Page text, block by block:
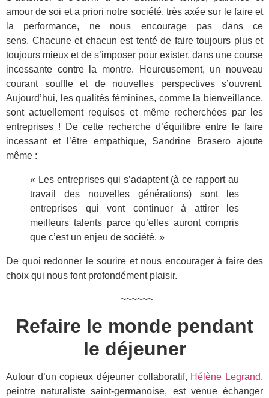
amour de soi et a priori notre société, très axée sur le faire et
la performance, ne nous encourage pas dans ce
sens. Chacune et chacun est tenté de faire toujours plus et
toujours mieux et de s’imposer pour exister, dans une course
incessante contre la montre. Heureusement, un nouveau
courant souffle et de nouvelles perspectives s’ouvrent.
Aujourd’hui, les qualités féminines, comme la bienveillance,
sont actuellement requises et même recherchées par les
entreprises ! De cette recherche d’équilibre entre le faire
incessant et l’être empathique, Sandrine Brasero ajoute
même :
« Les entreprises qui s’adaptent (à ce rapport au
travail des nouvelles générations) sont les
entreprises qui vont continuer à attirer les
meilleurs talents parce qu’elles auront compris
que c’est un enjeu de société. »
De quoi redonner le sourire et nous encourager à faire des
choix qui nous font profondément plaisir.
~~~~~~
Refaire le monde pendant
le déjeuner
Autour d’un copieux déjeuner collaboratif, Hélène Legrand,
peintre naturaliste saint-germanoise, est venue échanger